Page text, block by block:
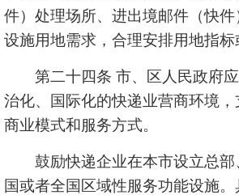
件）处理场所、进出境邮件（快
设施用地需求，合理安排用地指标
第二十四条 市、区人民政府应
治化、国际化的快递业营商环境
商业模式和服务方式。
鼓励快递企业在本市设立总部
国或者全国区域性服务功能设施